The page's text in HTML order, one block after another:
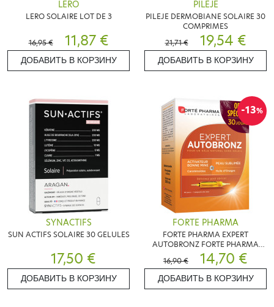
LERO
LERO SOLAIRE LOT DE 3
16,95 € 11,87 €
ДОБАВИТЬ В КОРЗИНУ
PILEJE
PILEJE DERMOBIANE SOLAIRE 30
COMPRIMES
21,71 €
19,54 €
ДОБАВИТЬ В КОРЗИНУ
SYNACTIFS
SUN ACTIFS SOLAIRE 30 GELULES
17,50 €
ДОБАВИТЬ В КОРЗИНУ
-13%
FORTE PHARMA
FORTE PHARMA EXPERT
AUTOBRONZ FORTE PHARMA
EXPERT AUTOBRONZ
PROGRAMME 1 MOIS 30AMP 1
MOIS 30AMP
16,90 € 14,70 €
ДОБАВИТЬ В КОРЗИНУ